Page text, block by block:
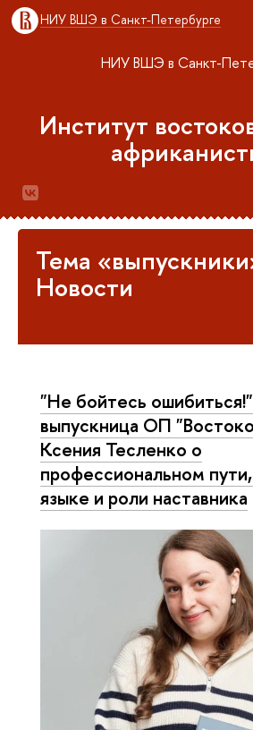
НИУ ВШЭ в Санкт-Петербурге
НИУ ВШЭ в Санкт-
Институт
Тема
Новости
"Не бойтесь
выпускница ОП
Ксения Тесленко о
профессиональном
языке и роли наставника